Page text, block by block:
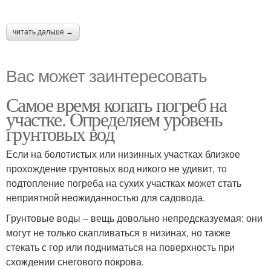
читать дальше →
Вас может заинтересовать
Самое время копать погреб на
участке. Определяем уровень
грунтовых вод
Если на болотистых или низинных участках близкое
прохождение грунтовых вод никого не удивит, то
подтопление погреба на сухих участках может стать
неприятной неожиданностью для садовода.
Грунтовые воды – вещь довольно непредсказуемая: они
могут не только скапливаться в низинах, но также
стекать с гор или подниматься на поверхность при
схождении снегового покрова.